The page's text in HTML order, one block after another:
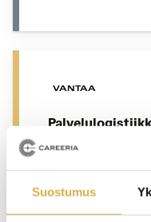
Suostumus
VANTAA
perustutkinto